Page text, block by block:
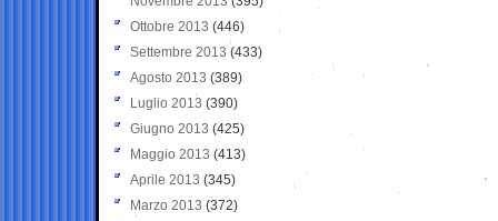
Ottobre 2013 (446)
Settembre 2013 (433)
Agosto 2013 (389)
Luglio 2013 (390)
Giugno 2013 (425)
Maggio 2013 (413)
Aprile 2013 (345)
Marzo 2013 (372)